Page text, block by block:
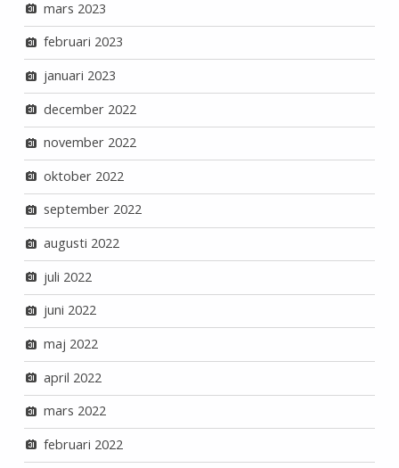
mars 2023
februari 2023
januari 2023
december 2022
november 2022
oktober 2022
september 2022
augusti 2022
juli 2022
juni 2022
maj 2022
april 2022
mars 2022
februari 2022